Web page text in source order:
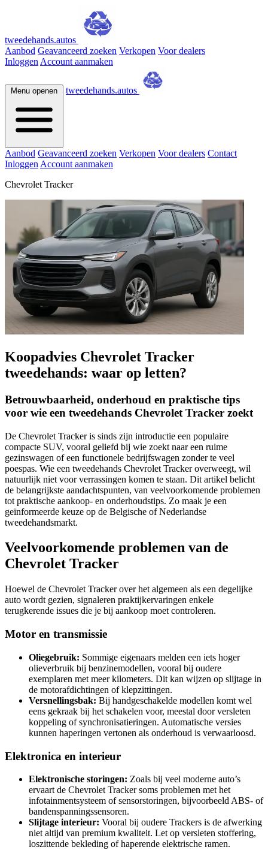
tweedehands.autos
Aanbod Geavanceerd zoeken Verkopen Voor dealers
Inloggen Account aanmaken
Menu openen tweedehands.autos
Aanbod Geavanceerd zoeken Verkopen Voor dealers Contact
Inloggen Account aanmaken
Chevrolet Tracker
Koopadvies Chevrolet Tracker
tweedehands: waar op letten?
Betrouwbaarheid, onderhoud en praktische tips
voor wie een tweedehands Chevrolet Tracker zoekt
De Chevrolet Tracker is sinds zijn introductie een populaire
compacte SUV, vooral geliefd bij wie zoekt naar een ruime
gezinswagen of een functionele bedrijfswagen zonder te veel
poespas. Wie een tweedehands Chevrolet Tracker overweegt, wil
natuurlijk niet voor verrassingen komen te staan. Dit artikel belicht
de belangrijkste aandachtspunten, van veelvoorkomende problemen
tot praktische aankoop- en onderhoudstips. Zo maak je een
geïnformeerde keuze op de Belgische of Nederlandse
tweedehandsmarkt.
Veelvoorkomende problemen van de
Chevrolet Tracker
Hoewel de Chevrolet Tracker over het algemeen als een degelijke
auto wordt gezien, signaleren praktijkervaringen enkele
terugkerende issues die je bij aankoop moet controleren.
Motor en transmissie
Oliegebruik: Sommige eigenaars melden een iets hoger
olieverbruik bij benzinemodellen, vooral bij oudere
exemplaren met meer kilometers. Dit kan wijzen op slijtage in
de motorafdichtingen of klepzittingen.
Versnellingsbak: Bij handgeschakelde modellen komt wel
eens gekraak bij het schakelen voor, meestal door versleten
koppeling of synchronisatieringen. Automatische versies
kunnen haperingen vertonen als onderhoud is verwaarloosd.
Elektronica en interieur
Elektronische storingen: Zoals bij veel moderne auto’s
ervaart de Chevrolet Tracker soms problemen met het
infotainmentsysteem of sensorstoringen, bijvoorbeeld ABS- of
bandenspanningssensoren.
Slijtage interieur: Vooral bij oudere Trackers is de afwerking
niet altijd van premium kwaliteit. Let op versleten stoffering,
loszittende bekleding of haperende elektrische ramen.